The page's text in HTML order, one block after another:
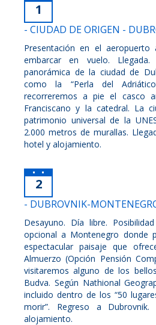
1
- CIUDAD DE ORIGEN -
Presentación en el
embarcar en vuelo.
panorámica de la ciudad de
como la “Perla del
recorreremos a pie el casco
Franciscano y la catedral. La
patrimonio universal de la
2.000 metros de murallas.
hotel y alojamiento.
2
- DUBROVNIK-
Desayuno. Día libre.
opcional a Montenegro donde
espectacular paisaje que
Almuerzo (Opción Pensión
visitaremos alguno de los
Budva. Según Nathional
incluido dentro de los “50
morir”. Regreso a
alojamiento.